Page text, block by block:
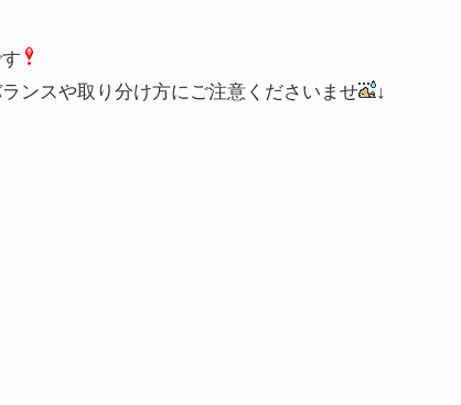
ンスや取り分け方にご注意くださいませ
↓